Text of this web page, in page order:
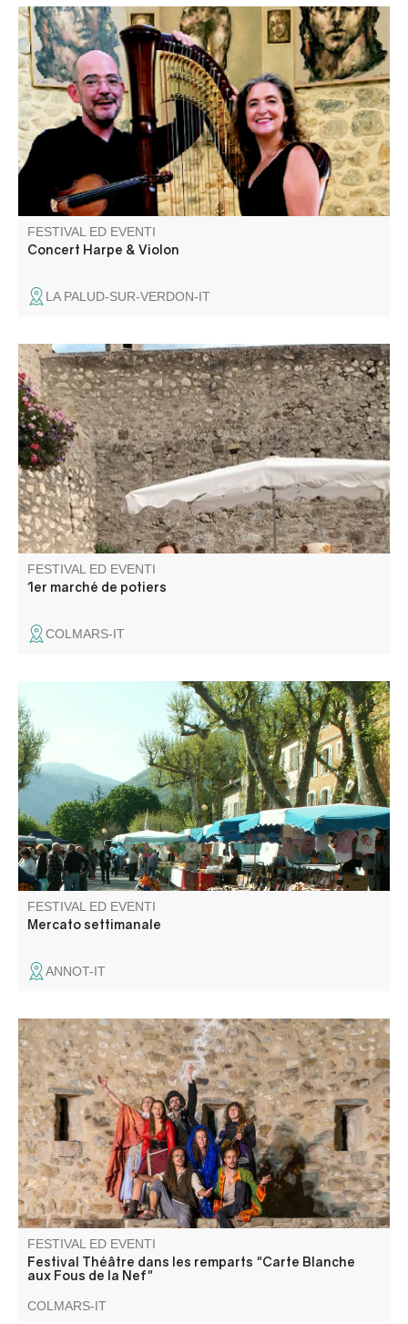
Concert avec Magali Pyka de Coster pour la Harpe et
Nicolas Delclaud au Violon, proposant de grands airs
classiques et des musiques de films.
FESTIVAL ED EVENTI
Concert Harpe & Violon
LA PALUD-SUR-VERDON-IT
All'interno dei bastioni della città fortificata, ceramisti
professionisti provenienti da tutta la Francia esporranno
gres, porcellana, raku, sculture e vasellame.
FESTIVAL ED EVENTI
1er marché de potiers
COLMARS-IT
Sotto i suoi platani, la piazza del mercato accoglie tutto
l'anno produttori e commercianti locali. Venite a
passeggiare tra le bancarelle per un momento di scoperta
e convivialità.
FESTIVAL ED EVENTI
Mercato settimanale
ANNOT-IT
Une seconde occasion de découvrir les talentueux jeunes
artistes interprètes et créateurs à travers des propositions
diverses, scènes de théâtre, marionnettes…
FESTIVAL ED EVENTI
Festival Théâtre dans les remparts "Carte Blanche
aux Fous de la Nef"
COLMARS-IT